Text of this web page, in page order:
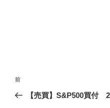
投
ナ
前
の
前
【売買】S&P500買付